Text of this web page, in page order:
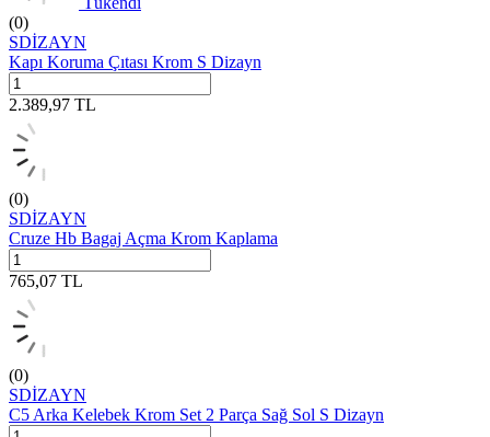
(0)
SDİZAYN
Kapı Koruma Çıtası Krom S Dizayn
2.389,97 TL
(0)
SDİZAYN
Cruze Hb Bagaj Açma Krom Kaplama
765,07 TL
(0)
SDİZAYN
C5 Arka Kelebek Krom Set 2 Parça Sağ Sol S Dizayn